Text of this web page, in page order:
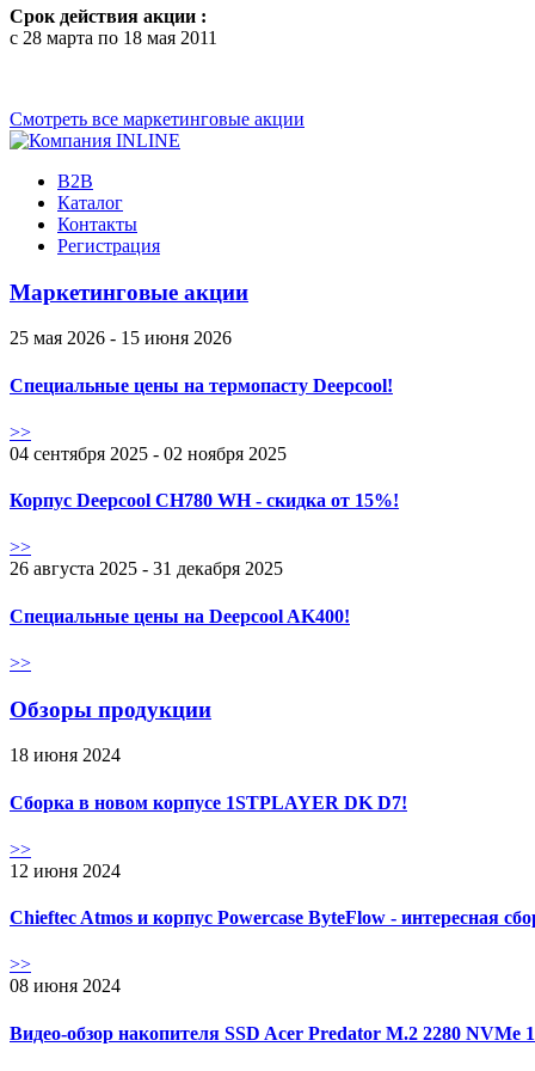
Срок действия акции :
с 28 марта по 18 мая 2011
Смотреть все маркетинговые акции
B2B
Каталог
Контакты
Регистрация
Маркетинговые акции
25 мая 2026 - 15 июня 2026
Специальные цены на термопасту Deepcool!
>>
04 сентября 2025 - 02 ноября 2025
Корпус Deepcool CH780 WH - скидка от 15%!
>>
26 августа 2025 - 31 декабря 2025
Специальные цены на Deepcool AK400!
>>
Обзоры продукции
18 июня 2024
Сборка в новом корпусе 1STPLAYER DK D7!
>>
12 июня 2024
Chieftec Atmos и корпус Powercase ByteFlow - интересная
>>
08 июня 2024
Видео-обзор накопителя SSD Acer Predator M.2 2280 NVMe